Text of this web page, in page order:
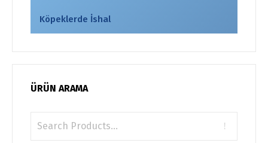
Köpeklerde İshal
ÜRÜN ARAMA